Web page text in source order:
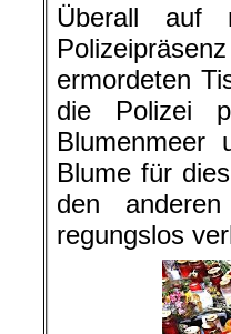
Überall auf
ermordeten
die Polizei
Blume für
den
regungslos